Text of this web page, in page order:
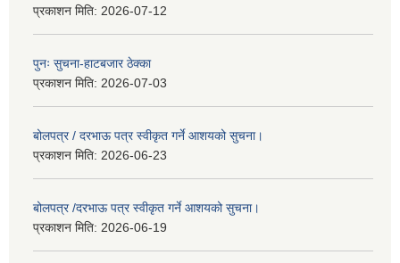
प्रकाशन मिति: 2026-07-12
पुनः सुचना-हाटबजार ठेक्का
प्रकाशन मिति: 2026-07-03
बोलपत्र / दरभाऊ पत्र स्वीकृत गर्ने आशयको सुचना।
प्रकाशन मिति: 2026-06-23
बोलपत्र /दरभाऊ पत्र स्वीकृत गर्ने आशयको सुचना।
प्रकाशन मिति: 2026-06-19